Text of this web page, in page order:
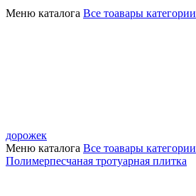
Меню каталога Все тоавары категории
дорожек
Меню каталога Все тоавары категории
Полимерпесчаная тротуарная плитка